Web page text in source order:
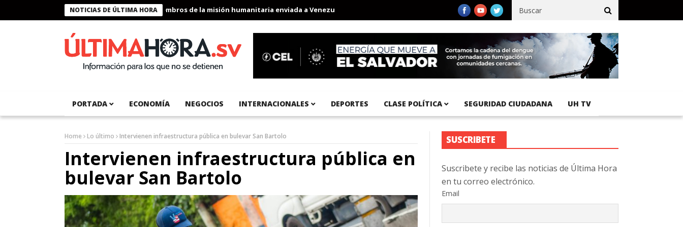
NOTICIAS DE ÚLTIMA HORA
Presidente Bukele condecora a miembros de la misión humanitaria enviada a Venezuela Aeropuerto Internacional del Pacífico registra 92 % de avance en obras de terracería
PORTADA ECONOMÍA NEGOCIOS INTERNACIONALES DEPORTES CLASE POLÍTICA SEGURIDAD CIUDADANA UH TV
Home Lo último Intervienen infraestructura pública en bulevar San Bartolo
Intervienen infraestructura pública en
bulevar San Bartolo
SUSCRIBETE
Suscribete y recibe las noticias de Última Hora
en tu correo electrónico.
Email